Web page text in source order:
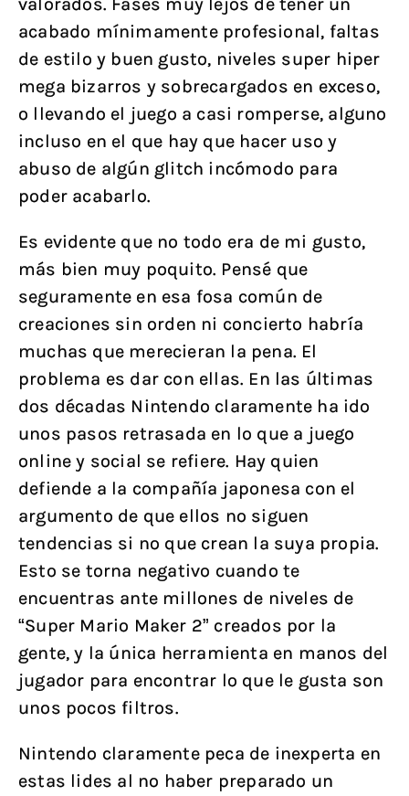
acabado mínimamente profesional, faltas
de estilo y buen gusto, niveles super hiper
mega bizarros y sobrecargados en exceso,
o llevando el juego a casi romperse, alguno
incluso en el que hay que hacer uso y
abuso de algún glitch incómodo para
poder acabarlo.
Es evidente que no todo era de mi gusto,
más bien muy poquito. Pensé que
seguramente en esa fosa común de
creaciones sin orden ni concierto habría
muchas que merecieran la pena. El
problema es dar con ellas. En las últimas
dos décadas Nintendo claramente ha ido
unos pasos retrasada en lo que a juego
online y social se refiere. Hay quien
defiende a la compañía japonesa con el
argumento de que ellos no siguen
tendencias si no que crean la suya propia.
Esto se torna negativo cuando te
encuentras ante millones de niveles de
“Super Mario Maker 2” creados por la
gente, y la única herramienta en manos del
jugador para encontrar lo que le gusta son
unos pocos filtros.
Nintendo claramente peca de inexperta en
estas lides al no haber preparado un